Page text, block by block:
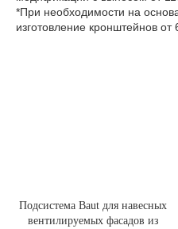
*При необходимости на
изготовление кронштейнов от
Подсистема Baut для навесных
вентилируемых фасадов из